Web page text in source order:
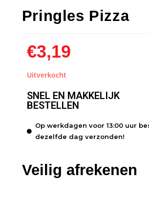
Pringles Pizza
€3,19
Uitverkocht
SNEL EN MAKKELIJK
BESTELLEN
Op werkdagen voor 13:00 uur
dezelfde dag verzonden!
Veilig afrekenen